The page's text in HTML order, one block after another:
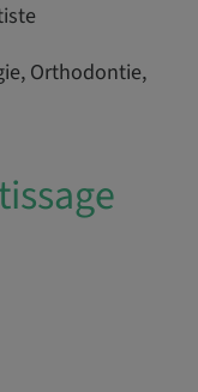
Orthodontie,